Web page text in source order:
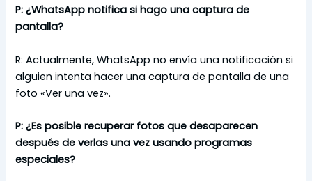
P:¿WhatsApp notifica si hago una captura de
pantalla?
R: Actualmente, WhatsApp no envía una notificación si
alguien intenta hacer una captura de pantalla de una
foto «Ver una vez».
P: ¿Es posible recuperar fotos que desaparecen
después de verlas una vez usando programas
especiales?